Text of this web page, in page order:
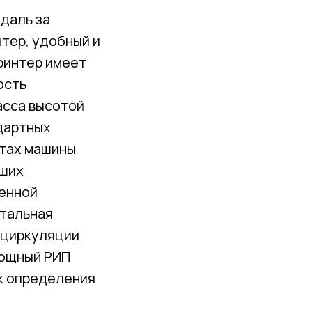
за
удобный и
имеет
высотой
машины
РИП
определения